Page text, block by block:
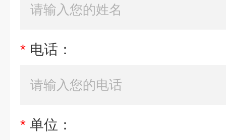
* 电话：
* 单位：